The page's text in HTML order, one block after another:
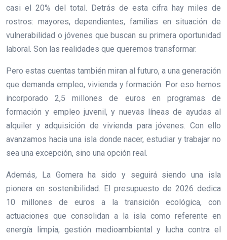
casi el 20% del total. Detrás de esta cifra hay miles de
rostros: mayores, dependientes, familias en situación de
vulnerabilidad o jóvenes que buscan su primera oportunidad
laboral. Son las realidades que queremos transformar.
Pero estas cuentas también miran al futuro, a una generación
que demanda empleo, vivienda y formación. Por eso hemos
incorporado 2,5 millones de euros en programas de
formación y empleo juvenil, y nuevas líneas de ayudas al
alquiler y adquisición de vivienda para jóvenes. Con ello
avanzamos hacia una isla donde nacer, estudiar y trabajar no
sea una excepción, sino una opción real.
Además, La Gomera ha sido y seguirá siendo una isla
pionera en sostenibilidad. El presupuesto de 2026 dedica
10 millones de euros a la transición ecológica, con
actuaciones que consolidan a la isla como referente en
energía limpia, gestión medioambiental y lucha contra el